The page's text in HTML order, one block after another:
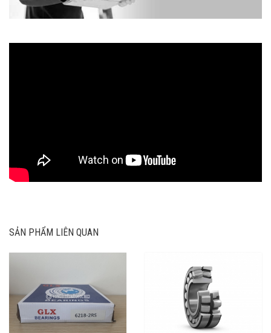
SẢN PHẨM LIÊN QUAN